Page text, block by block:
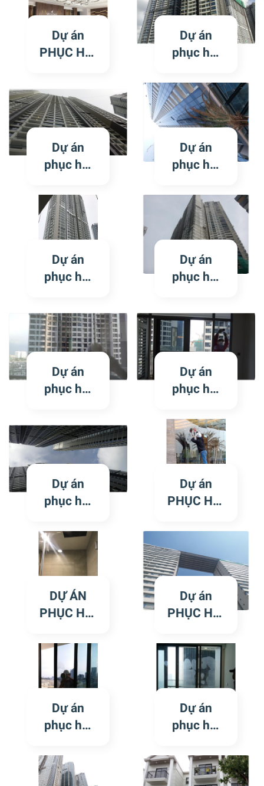
Vinhomes
Park ™
Vinhome
Park
Dự án
PHỤC HỒI
THỐNG
CỬA KÍNH
TRẦY
Vinhomes
Metropoli
Dự án
phục hồi
xước tại
tòa P4 khu
Vinhome
Tân Cảng
Dự án
phục hồi
xước tại
tòa P3 khu
Vinhome
Tân Cảng
Dự án
phục hồi
xước tại
tòa p2 khu
Vinhome
Tân Cảng
Dự án
phục hồi
xước tại
tòa
Landmark
khu
Vinhome
Tân Cảng
Dự án
phục hồi
xước tại
tòa
Landmark
Vinhome
Center
Dự án
phục hồi
xước tại
tòa
Landmark
Vinhome
Center
Dự án
phục hồi
xước tại
tòa
Landmark
Vinhome
Center
Dự án
phục hồi
xước tại
tòa
Landmark
1 khu
Vinhome
Center
Dự án
PHỤC HỒI
THỐNG
CỬA KÍNH
TRẦY
Vinhomes
Imperia
DỰ ÁN
PHỤC HỒI
TRẦY
XƯỚC TẠI
CÔNG
Vinhome
Skylake
Hùng
Dự án
PHỤC HỒI
THỐNG
CỬA KÍNH
TRẦY
Diamond
lotus quận
Dự án
phục hồi
xước tại
tòa
Dự án
phục hồi
xước tại
tòa LUX6